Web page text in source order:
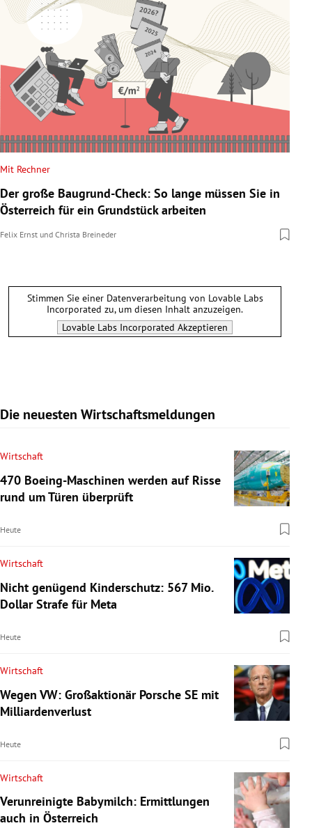
Mit Rechner
Der große Baugrund-Check: So lange müssen Sie in
Österreich für ein Grundstück arbeiten
Felix Ernst und Christa Breineder
Stimmen Sie einer Datenverarbeitung von Lovable Labs
Incorporated zu, um diesen Inhalt anzuzeigen.
Lovable Labs Incorporated Akzeptieren
Die neuesten Wirtschaftsmeldungen
Wirtschaft
470 Boeing-Maschinen werden auf Risse
rund um Türen überprüft
Heute
Wirtschaft
Nicht genügend Kinderschutz: 567 Mio.
Dollar Strafe für Meta
Heute
Wirtschaft
Wegen VW: Großaktionär Porsche SE mit
Milliardenverlust
Heute
Wirtschaft
Verunreinigte Babymilch: Ermittlungen
auch in Österreich